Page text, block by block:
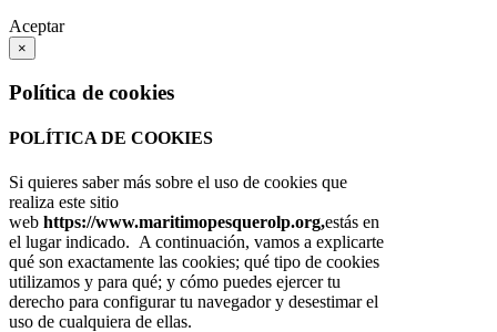
Aceptar
×
Política de cookies
POLÍTICA DE COOKIES
Si quieres saber más sobre el uso de cookies que
realiza este sitio
web https://www.maritimopesquerolp.org,estás en
el lugar indicado. A continuación, vamos a explicarte
qué son exactamente las cookies; qué tipo de cookies
utilizamos y para qué; y cómo puedes ejercer tu
derecho para configurar tu navegador y desestimar el
uso de cualquiera de ellas.